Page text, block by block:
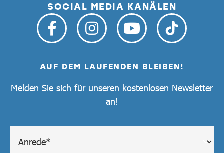
SOCIAL MEDIA KANÄLEN
AUF DEM LAUFENDEN BLEIBEN!
Melden Sie sich für unseren kostenlosen Newsletter
an!